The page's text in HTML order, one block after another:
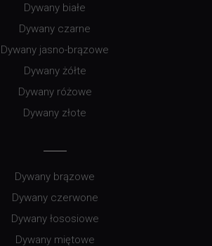
Dywany białe
Dywany czarne
Dywany jasno-brązowe
Dywany żółte
Dywany różowe
Dywany złote
Dywany brązowe
Dywany czerwone
Dywany łososiowe
Dywany miętowe